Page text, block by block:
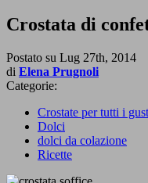
Crostata di
Postato su Lug 27th, 2014
di Elena Prugnoli
Categorie:
Crostate per tutti i
Dolci
dolci da colazione
Ricette